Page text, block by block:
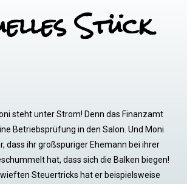
Stück
steht unter Strom! Denn das Finanzamt
Betriebsprüfung in den Salon. Und Moni
dass ihr großspuriger Ehemann bei ihrer
hat, dass sich die Balken biegen!
Steuertricks hat er beispielsweise